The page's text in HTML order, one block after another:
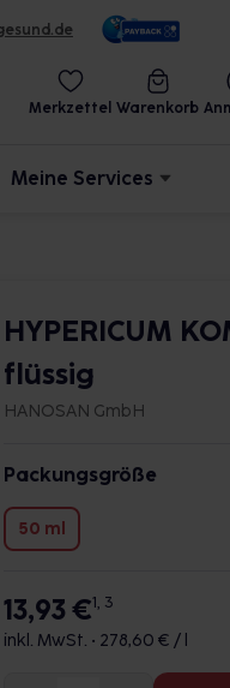
Merkzettel Warenkorb
Meine Services
HYPERICUM
flüssig
HANOSAN GmbH
Packungsgröße
50 ml
13,93 €1, 3
inkl. MwSt. • 278,60 € / l